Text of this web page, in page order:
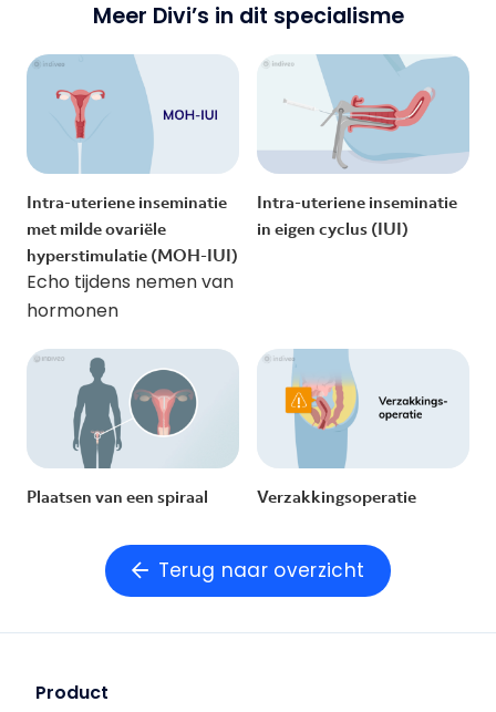
Meer Divi’s in dit specialisme
Intra-uteriene inseminatie
met milde ovariële
hyperstimulatie (MOH-IUI)
Echo tijdens nemen van
hormonen
Intra-uteriene inseminatie
in eigen cyclus (IUI)
Plaatsen van een spiraal Verzakkingsoperatie
Terug naar overzicht
Product